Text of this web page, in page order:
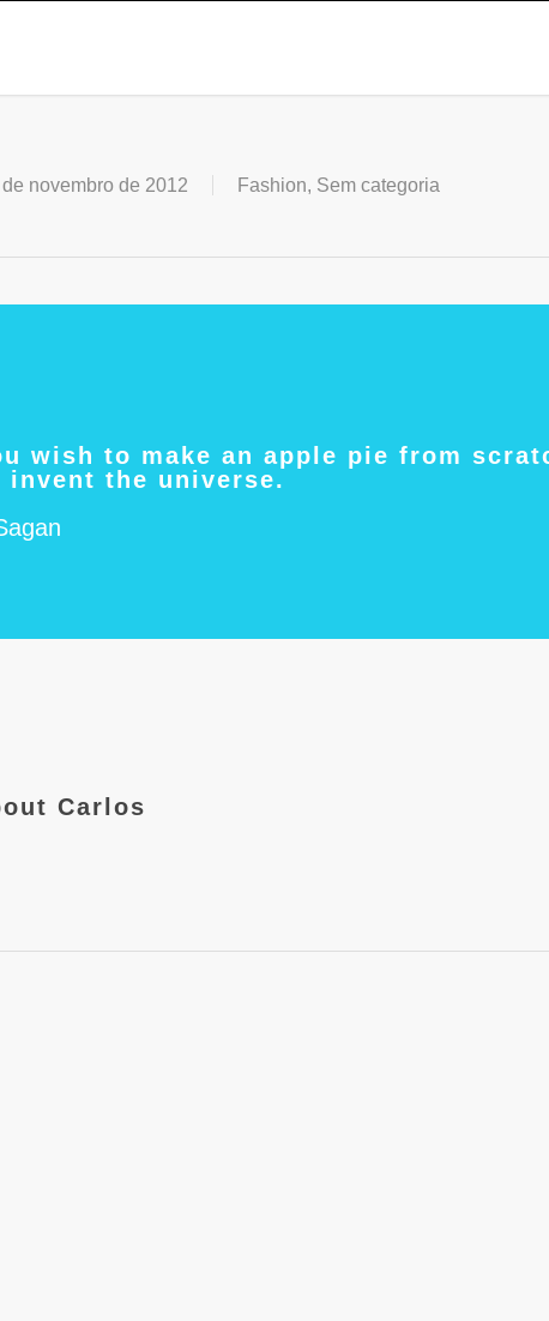
de novembro de 2012 Fashion, Sem categoria
wish to make an apple pie from
the universe.
Carlos